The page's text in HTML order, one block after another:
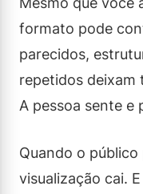
formato pode
parecidos,
repetidos deixam
A pessoa sente e
Quando o
visualização cai.